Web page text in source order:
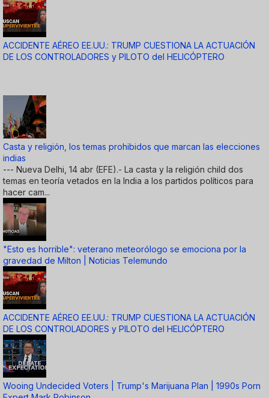
ACCIDENTE AÉREO EE.UU.: TRUMP CUESTIONA LA ACTUACIÓN
DE LOS CONTROLADORES y PILOTO del HELICÓPTERO
Casta y religión, los temas prohibidos que marcan las elecciones
indias
--- Nueva Delhi, 14 abr (EFE).- La casta y la religión child dos
temas en teoría vetados en la India a los partidos políticos para
hacer cam...
"Esto es horrible": veterano meteorólogo se emociona por la
gravedad de Milton | Noticias Telemundo
ACCIDENTE AÉREO EE.UU.: TRUMP CUESTIONA LA ACTUACIÓN
DE LOS CONTROLADORES y PILOTO del HELICÓPTERO
Wooing Undecided Voters | Trump's Marijuana Plan | 1990s Porn